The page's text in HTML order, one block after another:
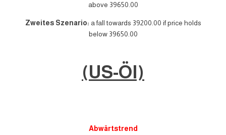
above 39650.00
Zweites Szenario: a fall towards 39200.00 if price holds
below 39650.00
(US-Öl)
Abwärtstrend